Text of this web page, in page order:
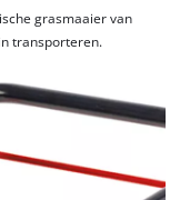
nodig om
te laden!
to load due
to the
grasmaaier van
transporteren.